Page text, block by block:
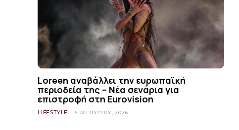
Loreen αναβάλλει την ευρωπαϊκή
περιοδεία της – Νέα σενάρια για
επιστροφή στη Eurovision
LIFESTYLE 6 ΑΥΓΟΎΣΤΟΥ, 2026